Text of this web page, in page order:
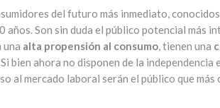
del futuro más inmediato,
años. Son sin duda el público potencial más
una alta propensión al consumo, tienen una
Si bien ahora no disponen de la
al mercado laboral serán el público que